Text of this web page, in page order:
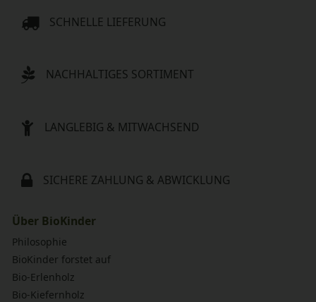
SCHNELLE LIEFERUNG
NACHHALTIGES SORTIMENT
LANGLEBIG & MITWACHSEND
SICHERE ZAHLUNG & ABWICKLUNG
Über BioKinder
Philosophie
BioKinder forstet auf
Bio-Erlenholz
Bio-Kiefernholz